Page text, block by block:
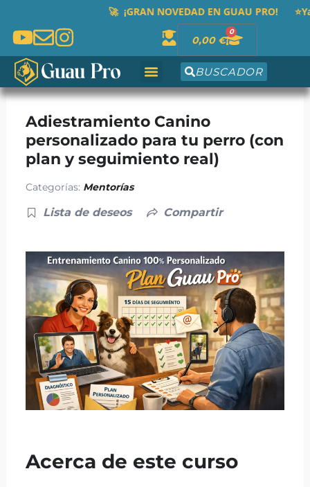
contenido
🚀 ¡GRAN NOVEDAD EN GUAU PRO! ⭐Ya
0,00 €
0
Cart
BUSCADOR
Adiestramiento Canino
personalizado para tu perro (con
plan y seguimiento real)
Categorías: Mentorías
Lista de deseos Compartir
Acerca de este curso